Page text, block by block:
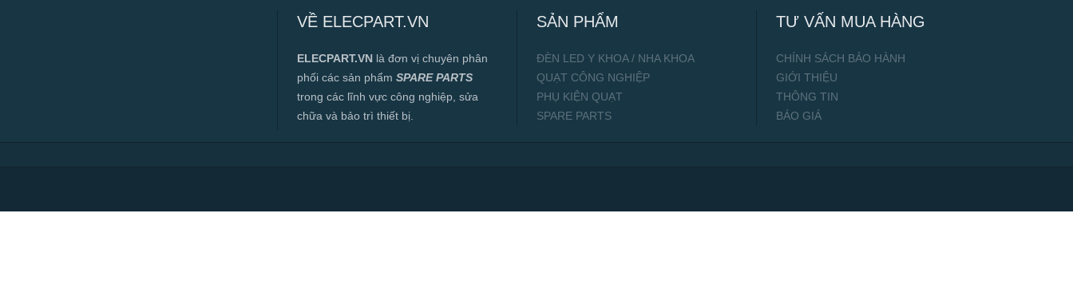
VỀ ELECPART.VN
ELECPART.VN là đơn vị chuyên phân
phối các sản phẩm SPARE PARTS
trong các lĩnh vực công nghiệp, sửa
chữa và bảo trì thiết bị.
SẢN PHẨM
ĐÈN LED Y KHOA / NHA KHOA
QUẠT CÔNG NGHIỆP
PHỤ KIỆN QUẠT
SPARE PARTS
TƯ VẤN MUA HÀNG
CHÍNH SÁCH BẢO HÀNH
GIỚI THIỆU
THÔNG TIN
BÁO GIÁ